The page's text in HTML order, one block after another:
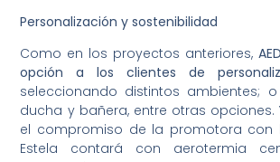
Personalización y sostenibilidad
Como en los proyectos anteriores,
opción a los clientes de
seleccionando distintos ambientes;
ducha y bañera, entre otras opciones.
el compromiso de la promotora con
Estela contará con aerotermia